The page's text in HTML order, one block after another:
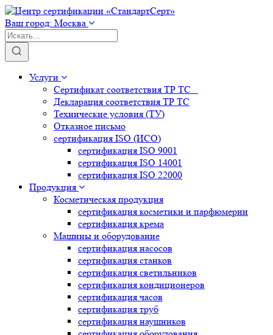
Ваш город: Москва
Услуги
Сертификат соответствия ТР ТС
Декларация соответствия ТР ТС
Технические условия (ТУ)
Отказное письмо
сертификация ISO (ИСО)
сертификация ISO 9001
сертификация ISO 14001
сертификация ISO 22000
Продукция
Косметическая продукция
сертификация косметики и парфюмерии
сертификация крема
Машины и оборудование
сертификация насосов
сертификация станков
сертификация светильников
сертификация кондиционеров
сертификация часов
сертификация труб
сертификация наушников